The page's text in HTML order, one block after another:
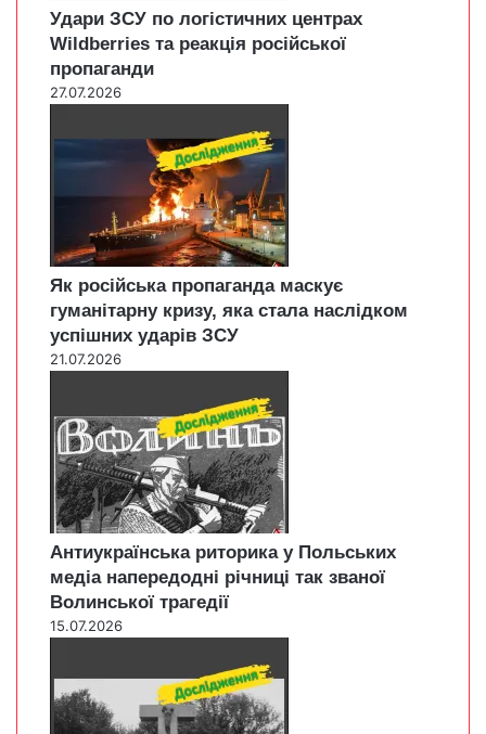
Удари ЗСУ по логістичних центрах
Wildberries та реакція російської
пропаганди
27.07.2026
Як російська пропаганда маскує
гуманітарну кризу, яка стала наслідком
успішних ударів ЗСУ
21.07.2026
Антиукраїнська риторика у Польських
медіа напередодні річниці так званої
Волинської трагедії
15.07.2026